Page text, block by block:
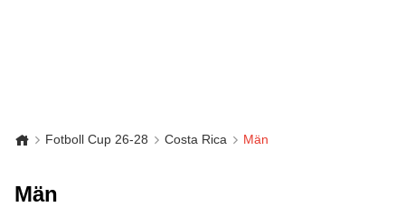
Fotboll Cup 26-28 Costa Rica Män
Män